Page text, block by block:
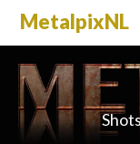
MetalpixNL